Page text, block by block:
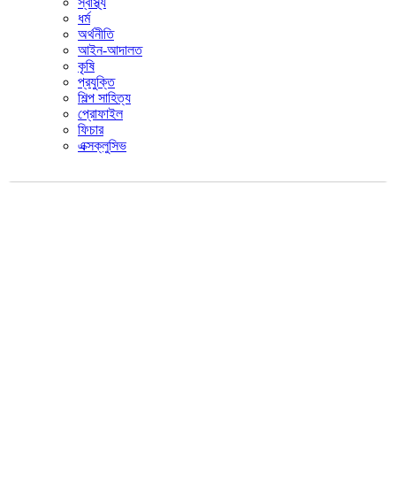
ধর্ম
অর্থনীতি
আইন-আদালত
কৃষি
প্রযুক্তি
শিল্প সাহিত্য
প্রোফাইল
ফিচার
এক্সক্লুসিভ